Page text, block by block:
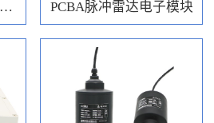
80GHz调频雷达物位计（RBRD71） PCBA脉冲雷达电子模块